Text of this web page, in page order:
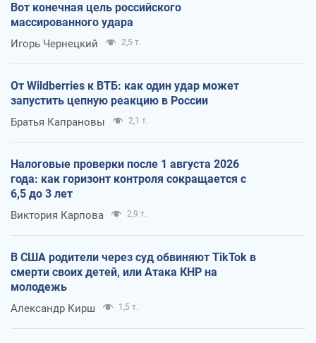
Вот конечная цель российского
массированного удара
Игорь Чернецкий 2,5 т.
От Wildberries к ВТБ: как один удар может
запустить цепную реакцию в России
Братья Капрановы 2,1 т.
Налоговые проверки после 1 августа 2026
года: как горизонт контроля сокращается с
6,5 до 3 лет
Виктория Карпова 2,9 т.
В США родители через суд обвиняют TikTok в
смерти своих детей, или Атака КНР на
молодежь
Александр Кирш 1,5 т.